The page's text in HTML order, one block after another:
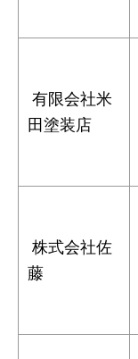
有限会社米
田塗装店
株式会社佐
藤